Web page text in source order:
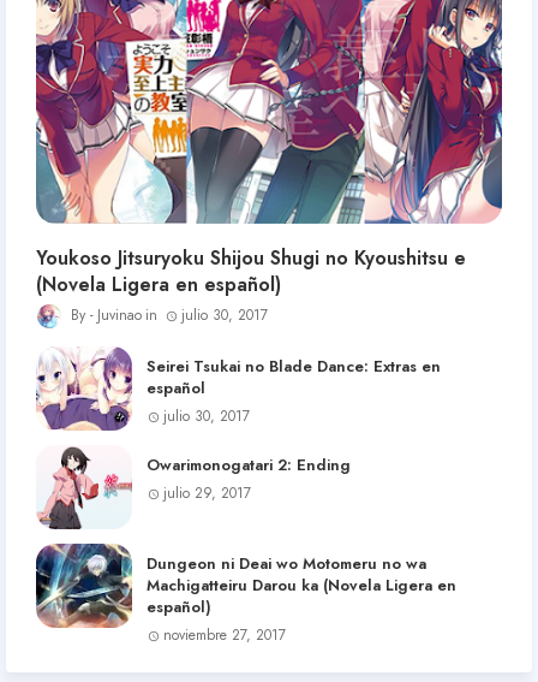
Youkoso Jitsuryoku Shijou Shugi no Kyoushitsu e
(Novela Ligera en español)
Juvinao julio 30, 2017
Seirei Tsukai no Blade Dance: Extras en
español
julio 30, 2017
Owarimonogatari 2: Ending
julio 29, 2017
Dungeon ni Deai wo Motomeru no wa
Machigatteiru Darou ka (Novela Ligera en
español)
noviembre 27, 2017